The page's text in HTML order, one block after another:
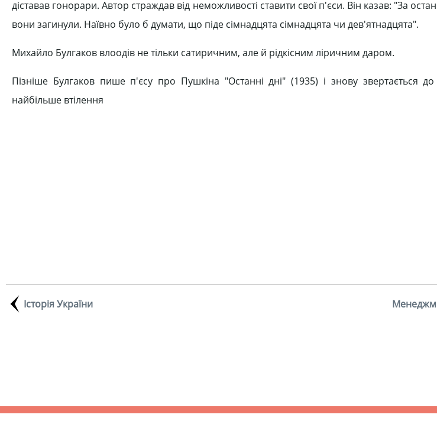
діставав гонорари. Автор страждав від неможливості ставити свої п'єси. Він казав: "За
вони загинули. Наївно було б думати, що піде сімнадцята сімнадцята чи дев'ятнадцята".
Михайло Булгаков влоодів не тільки сатиричним, але й рідкісним ліричним даром.
Пізніше Булгаков пише п'єсу про Пушкіна "Останні дні" (1935) і знову звертається
найбільше втілення
Історія України